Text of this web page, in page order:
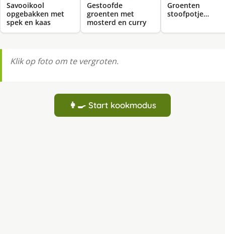
Savooikool
opgebakken met
spek en kaas
Gestoofde
groenten met
mosterd en curry
Groenten
stoofpotje…
Klik op foto om te vergroten.
👩‍🍳 Start kookmodus